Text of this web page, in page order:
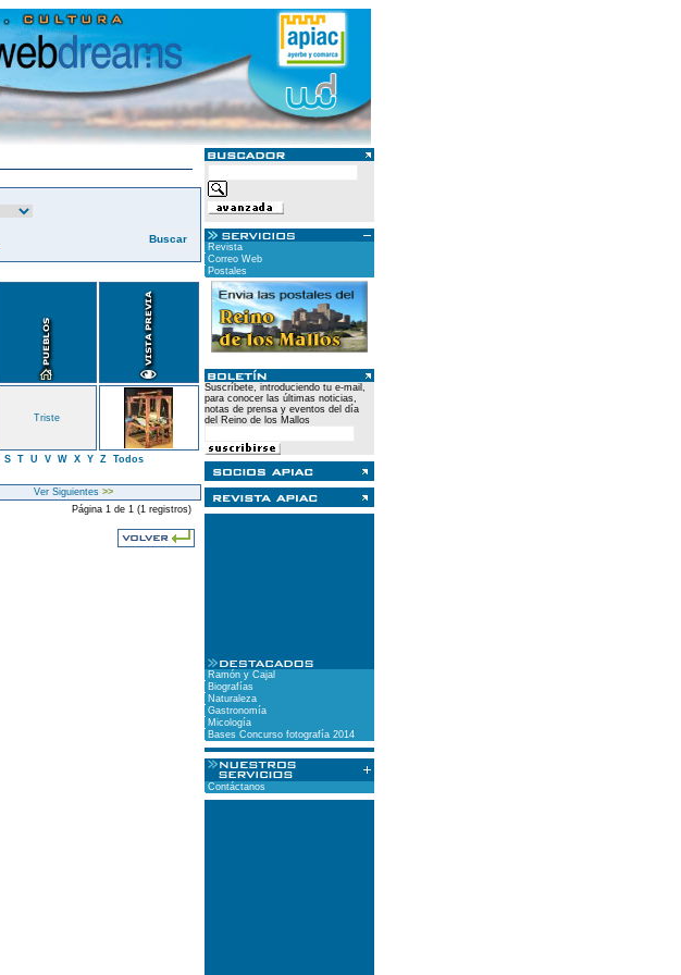
Triste
S T U V W X Y Z Todos
Ver Siguientes >>
Página 1 de 1 (1 registros)
Revista
Correo Web
Postales
Suscríbete, introduciendo tu e-mail,
para conocer las últimas noticias,
notas de prensa y eventos del día
del Reino de los Mallos
Ramón y Cajal
Biografías
Naturaleza
Gastronomía
Micología
Bases Concurso fotografía 2014
Contáctanos